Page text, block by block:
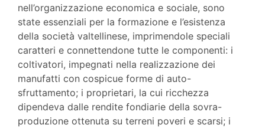
nell’organizzazione economica e sociale, sono
state essenziali per la formazione e l’esistenza
della società valtellinese, imprimendole speciali
caratteri e connettendone tutte le componenti: i
coltivatori, impegnati nella realizzazione dei
manufatti con cospicue forme di auto-
sfruttamento; i proprietari, la cui ricchezza
dipendeva dalle rendite fondiarie della sovra-
produzione ottenuta su terreni poveri e scarsi; i